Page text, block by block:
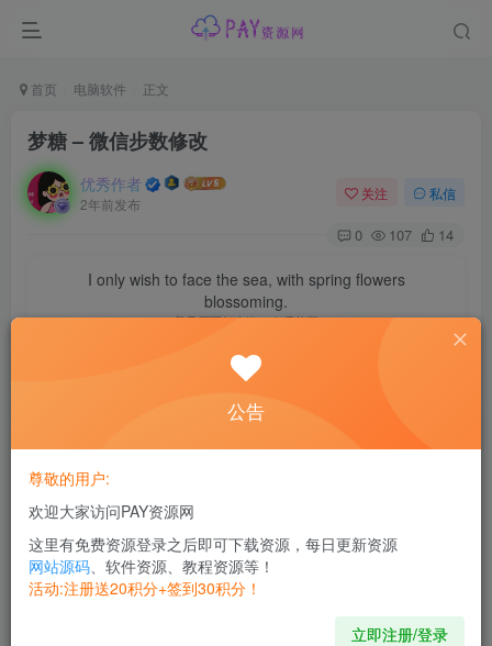
首页 电脑软件 正文
梦糖 – 微信步数修改
优秀作者
2年前发布
关注 私信
0 107 14
I only wish to face the sea, with spring flowers
blossoming.
我只愿面朝大海，春暖花开
，秒同步！
仅限安卓扫码，步数最低不低于98800！
隐藏内容，请登录后查看
公告
尊敬的用户:
欢迎大家访问PAY资源网
这里有免费资源登录之后即可下载资源，每日更新资源
网站源码、软件资源、教程资源等！
活动:注册送20积分+签到30积分！
立即注册/登录